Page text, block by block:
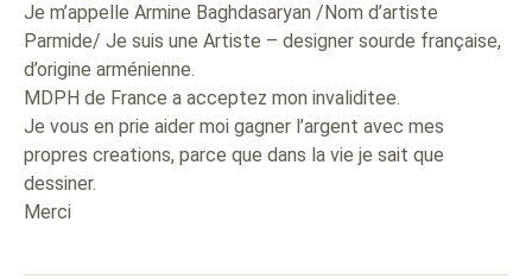
Je m’appelle Armine Baghdasaryan /Nom d’artiste
Parmide/ Je suis une Artiste – designer sourde française,
d’origine arménienne.
MDPH de France a acceptez mon invaliditee.
Je vous en prie aider moi gagner l’argent avec mes
propres creations, parce que dans la vie je sait que
dessiner.
Merci